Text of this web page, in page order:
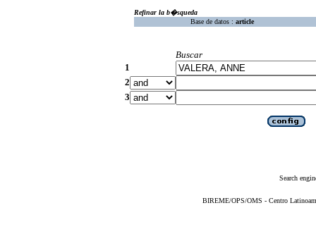
Refinar la b�squeda
Base de datos : article
Buscar
1
2
3
Search
BIREME/OPS/OMS - Centro